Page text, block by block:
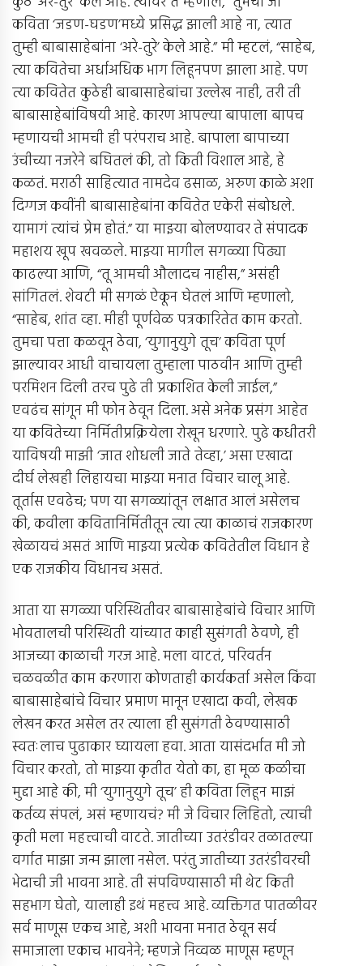
कविता ‘जडण-घडण’मध्ये प्रसिद्ध झाली आहे ना, त्यात
तुम्ही बाबासाहेबांना ‘अरे-तुरे’ केले आहे.” मी म्हटलं, “साहेब,
त्या कवितेचा अर्धाअधिक भाग लिहूनपण झाला आहे. पण
त्या कवितेत कुठेही बाबासाहेबांचा उल्लेख नाही, तरी ती
बाबासाहेबांविषयी आहे. कारण आपल्या बापाला बापच
म्हणायची आमची ही परंपराच आहे. बापाला बापाच्या
उंचीच्या नजरेने बघितलं की, तो किती विशाल आहे, हे
कळतं. मराठी साहित्यात नामदेव ढसाळ, अरुण काळे अशा
दिग्गज कवींनी बाबासाहेबांना कवितेत एकेरी संबोधले.
यामागं त्यांचं प्रेम होतं.” या माझ्या बोलण्यावर ते संपादक
महाशय खूप खवळले. माझ्या मागील सगळ्या पिढ्या
काढल्या आणि, “तू आमची औलादच नाहीस,” असंही
सांगितलं. शेवटी मी सगळं ऐकून घेतलं आणि म्हणालो,
“साहेब, शांत व्हा. मीही पूर्णवेळ पत्रकारितेत काम करतो.
तुमचा पत्ता कळवून ठेवा, ‘युगानुयुगे तूच’ कविता पूर्ण
झाल्यावर आधी वाचायला तुम्हाला पाठवीन आणि तुम्ही
परमिशन दिली तरच पुढे ती प्रकाशित केली जाईल,”
एवढंच सांगून मी फोन ठेवून दिला. असे अनेक प्रसंग आहेत
या कवितेच्या निर्मितीप्रक्रियेला रोखून धरणारे. पुढे कधीतरी
याविषयी माझी ‘जात शोधली जाते तेव्हा,’ असा एखादा
दीर्घ लेखही लिहायचा माझ्या मनात विचार चालू आहे.
तूर्तास एवढेच; पण या सगळ्यांतून लक्षात आलं असेलच
की, कवीला कवितानिर्मितीतून त्या त्या काळाचं राजकारण
खेळायचं असतं आणि माझ्या प्रत्येक कवितेतील विधान हे
एक राजकीय विधानच असतं.
आता या सगळ्या परिस्थितीवर बाबासाहेबांचे विचार आणि
भोवतालची परिस्थिती यांच्यात काही सुसंगती ठेवणे, ही
आजच्या काळाची गरज आहे. मला वाटतं, परिवर्तन
चळवळीत काम करणारा कोणताही कार्यकर्ता असेल किंवा
बाबासाहेबांचे विचार प्रमाण मानून एखादा कवी, लेखक
लेखन करत असेल तर त्याला ही सुसंगती ठेवण्यासाठी
स्वतःलाच पुढाकार घ्यायला हवा. आता यासंदर्भात मी जो
विचार करतो, तो माझ्या कृतीत येतो का, हा मूळ कळीचा
मुद्दा आहे की, मी ‘युगानुयुगे तूच’ ही कविता लिहून माझं
कर्तव्य संपलं, असं म्हणायचं? मी जे विचार लिहितो, त्याची
कृती मला महत्त्वाची वाटते. जातीच्या उतरंडीवर तळातल्या
वर्गात माझा जन्म झाला नसेल. परंतु जातीच्या उतरंडीवरची
भेदाची जी भावना आहे. ती संपविण्यासाठी मी थेट किती
सहभाग घेतो, यालाही इथं महत्त्व आहे. व्यक्तिगत पातळीवर
सर्व माणूस एकच आहे, अशी भावना मनात ठेवून सर्व
समाजाला एकाच भावनेने; म्हणजे निव्वळ माणूस म्हणून